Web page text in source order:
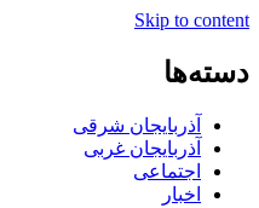
Skip to content
دسته‌ها
آذربایجان شرقی
آذربایجان غربی
اجتماعی
اخبار